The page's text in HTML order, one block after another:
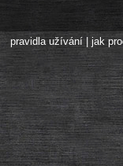
pravidla užívání| jak